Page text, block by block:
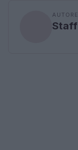
AUTORE
Staff